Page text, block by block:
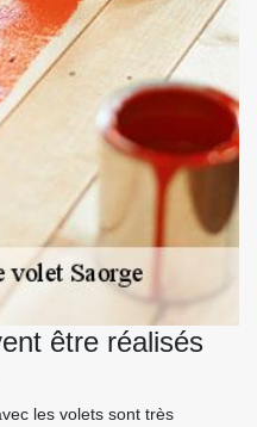
être réalisés
les volets sont très